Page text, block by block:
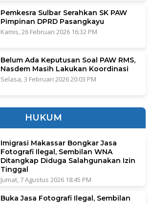
Pemkesra Sulbar Serahkan SK PAW
Pimpinan DPRD Pasangkayu
Kamis, 26 Februari 2026 16:32 PM
Belum Ada Keputusan Soal PAW RMS,
Nasdem Masih Lakukan Koordinasi
Selasa, 3 Februari 2026 20:03 PM
HUKUM
Imigrasi Makassar Bongkar Jasa
Fotografi Ilegal, Sembilan WNA
Ditangkap Diduga Salahgunakan Izin
Tinggal
Jumat, 7 Agustus 2026 18:45 PM
Buka Jasa Fotografi Ilegal, Sembilan